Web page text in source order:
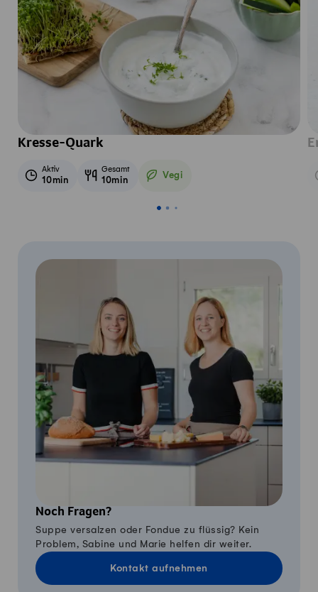
Kresse-Quark
Aktiv
10min
Gesamt
10min Vegi
Vegetarisch
Noch Fragen?
Suppe versalzen oder Fondue zu flüssig? Kein
Problem, Sabine und Marie helfen dir weiter.
Kontakt aufnehmen